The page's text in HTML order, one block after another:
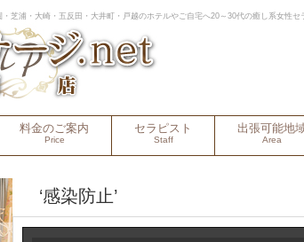
芝浦・大崎・五反田・大井町・戸越のホテルやご自宅へ20～30代の癒し系女性
料金のご案内
Price
セラピスト
Staff
出張可能地
Area
‘感染防止’